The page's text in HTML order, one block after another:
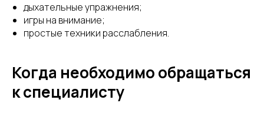
дыхательные упражнения;
игры на внимание;
простые техники расслабления.
Когда необходимо обращаться
к специалисту